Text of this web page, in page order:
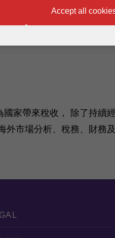
家帶來稅收， 除了持續
市場分析、稅務、財務
Accept all